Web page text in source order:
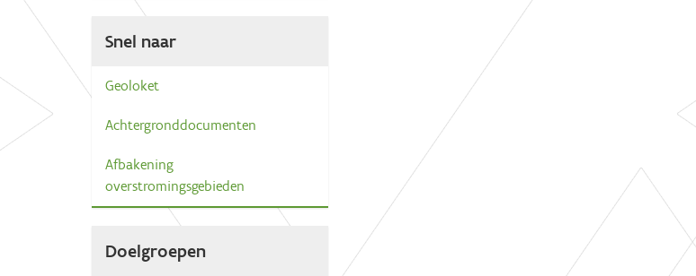
Snel naar
Geoloket
Achtergronddocumenten
Afbakening
overstromingsgebieden
Doelgroepen